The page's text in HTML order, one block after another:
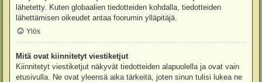
lähetetty. Kuten globaalien tiedotteiden kohdalla, tiedotteiden
lähettämisen oikeudet antaa foorumin ylläpitäjä.
Ylös
Mitä ovat kiinnitetyt viestiketjut
Kiinnitetyt viestiketjut näkyvät tiedotteiden alapuolella ja ovat vain
etusivulla. Ne ovat yleensä aika tärkeitä, joten sinun tulisi lukea ne